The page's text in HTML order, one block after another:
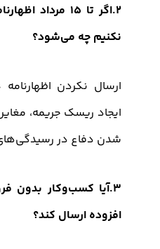
2.اگر تا 15
نکنیم چه می‌شود؟
ارسال نکردن
ایجاد ریسک جریمه،
شدن دفاع در
3.آیا کسب‌وکار بدون
افزوده ارسال کند؟